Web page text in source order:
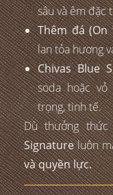
sâu và êm đặc
Thêm đá (On
lan tỏa hương
Chivas Blue
soda hoặc
trọng, tinh tế.
Dù thưởng
Signatureluôn
và quyền lực.